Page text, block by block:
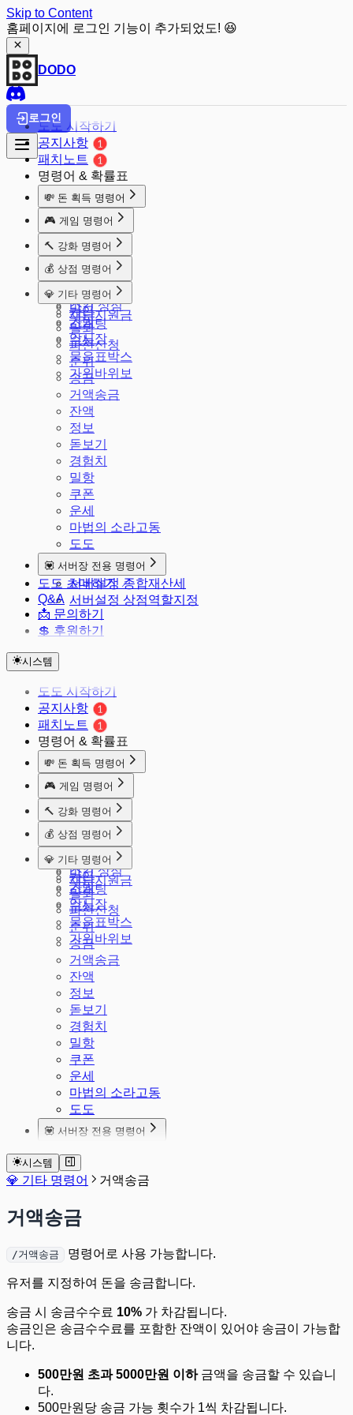
Skip to Content
홈페이지에 로그인 기능이 추가되었도! 😆
DODO
로그인
도도 시작하기
공지사항
패치노트
명령어 & 확률표
💸 돈 획득 명령어
돈줘
출석체크
마카롱
알바
땅파기
적금
재난지원금
🎮 게임 명령어
주사위
룰렛
배치
발로
마크
소개팅
수능
물음표박스
가위바위보
🔨 강화 명령어
강화
공격
강화 판매
💰 상점 명령어
상점
스킨 상점
가방
암시장
💎 기타 명령어
가입
탈퇴
파산신청
순위
송금
거액송금
잔액
정보
돋보기
경험치
밀항
쿠폰
운세
마법의 소라고동
도도
💟 서버장 전용 명령어
서버설정 종합재산세
서버설정 상점역할지정
도도 초대하기 ↗
Q&A
📩 문의하기
💲 후원하기
시스템
도도 시작하기
공지사항
패치노트
명령어 & 확률표
💸 돈 획득 명령어
돈줘
출석체크
마카롱
알바
땅파기
적금
재난지원금
🎮 게임 명령어
주사위
룰렛
배치
발로
마크
소개팅
수능
물음표박스
가위바위보
🔨 강화 명령어
강화
공격
강화 판매
💰 상점 명령어
상점
스킨 상점
가방
암시장
💎 기타 명령어
가입
탈퇴
파산신청
순위
송금
거액송금
잔액
정보
돋보기
경험치
밀항
쿠폰
운세
마법의 소라고동
도도
💟 서버장 전용 명령어
서버설정 상점역할지정
시스템
💎 기타 명령어 거액송금
거액송금
/거액송금 명령어로 사용 가능합니다.
유저를 지정하여 돈을 송금합니다.
송금 시 송금수수료 10% 가 차감됩니다.
송금인은 송금수수료를 포함한 잔액이 있어야 송금이 가능합
니다.
500만원 초과 5000만원 이하금액을 송금할 수 있습니
다.
500만원당 송금 가능 횟수가 1씩 차감됩니다.